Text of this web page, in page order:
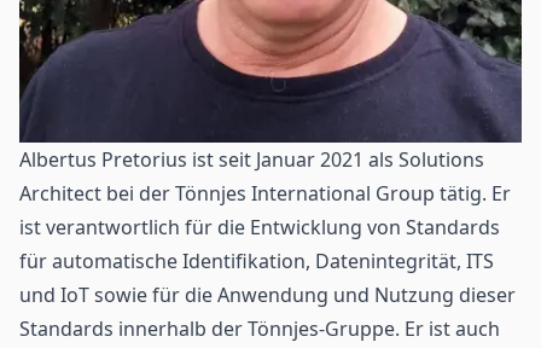
Albertus Pretorius ist seit Januar 2021 als Solutions
Architect bei der Tönnjes International Group tätig. Er
ist verantwortlich für die Entwicklung von Standards
für automatische Identifikation, Datenintegrität, ITS
und IoT sowie für die Anwendung und Nutzung dieser
Standards innerhalb der Tönnjes-Gruppe. Er ist auch